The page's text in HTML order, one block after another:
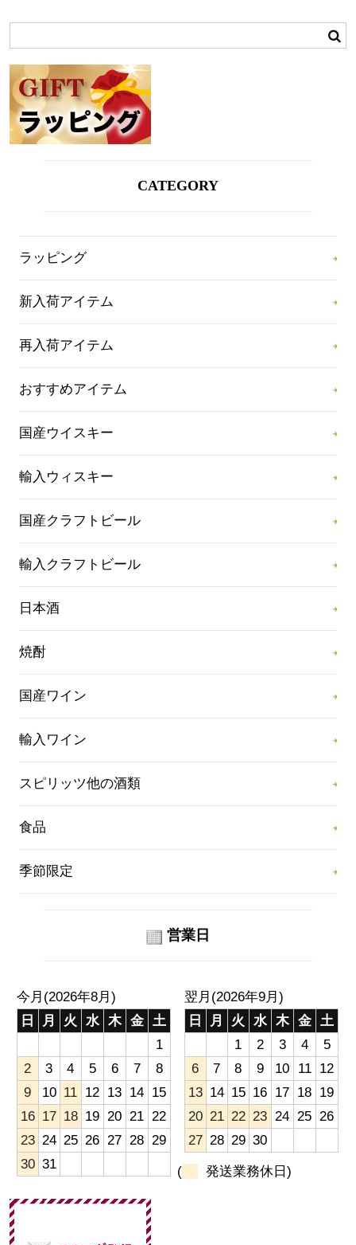
CATEGORY
ラッピング
新入荷アイテム
再入荷アイテム
おすすめアイテム
国産ウイスキー
輸入ウィスキー
国産クラフトビール
輸入クラフトビール
日本酒
焼酎
国産ワイン
輸入ワイン
スピリッツ他の酒類
食品
季節限定
営業日
今月(2026年8月)
日
月 火 水 木 金 土
1
2
3 4 5 6 7
8
9
10 11 12 13 14 15
16 17 18 19 20 21 22
23 24 25 26 27 28 29
30 31
翌月(2026年9月)
日
月 火 水 木 金
土
1
2 3 4
5
6
7 8 9 10 11
12
13 14 15 16 17 18 19
20 21 22 23 24 25 26
27 28 29 30
( 発送業務休日)